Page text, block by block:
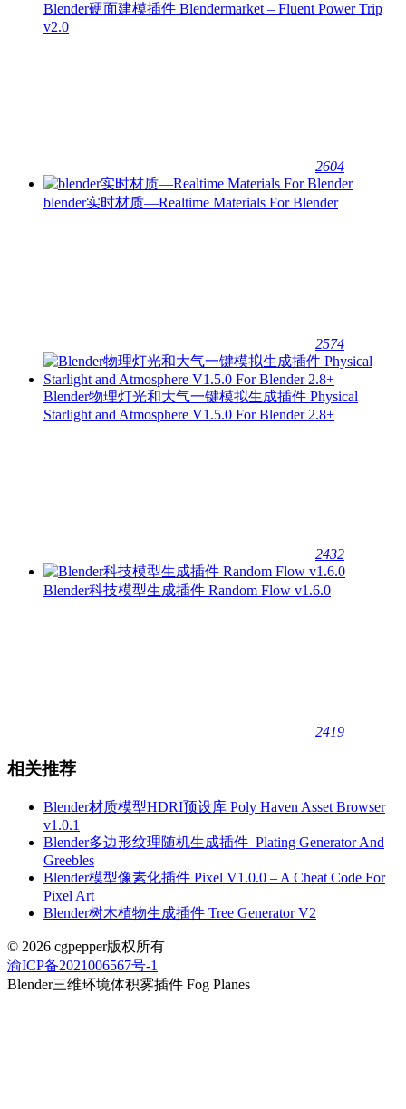
Blender硬面建模插件 Blendermarket – Fluent Power Trip
v2.0
2604
blender实时材质—Realtime Materials For Blender
2574
Blender物理灯光和大气一键模拟生成插件 Physical
Starlight and Atmosphere V1.5.0 For Blender 2.8+
2432
Blender科技模型生成插件 Random Flow v1.6.0
2419
相关推荐
Blender材质模型HDRI预设库 Poly Haven Asset Browser
v1.0.1
Blender多边形纹理随机生成插件_Plating Generator And
Greebles
Blender模型像素化插件 Pixel V1.0.0 – A Cheat Code For
Pixel Art
Blender树木植物生成插件 Tree Generator V2
© 2026 cgpepper版权所有
渝ICP备2021006567号-1
Blender三维环境体积雾插件 Fog Planes